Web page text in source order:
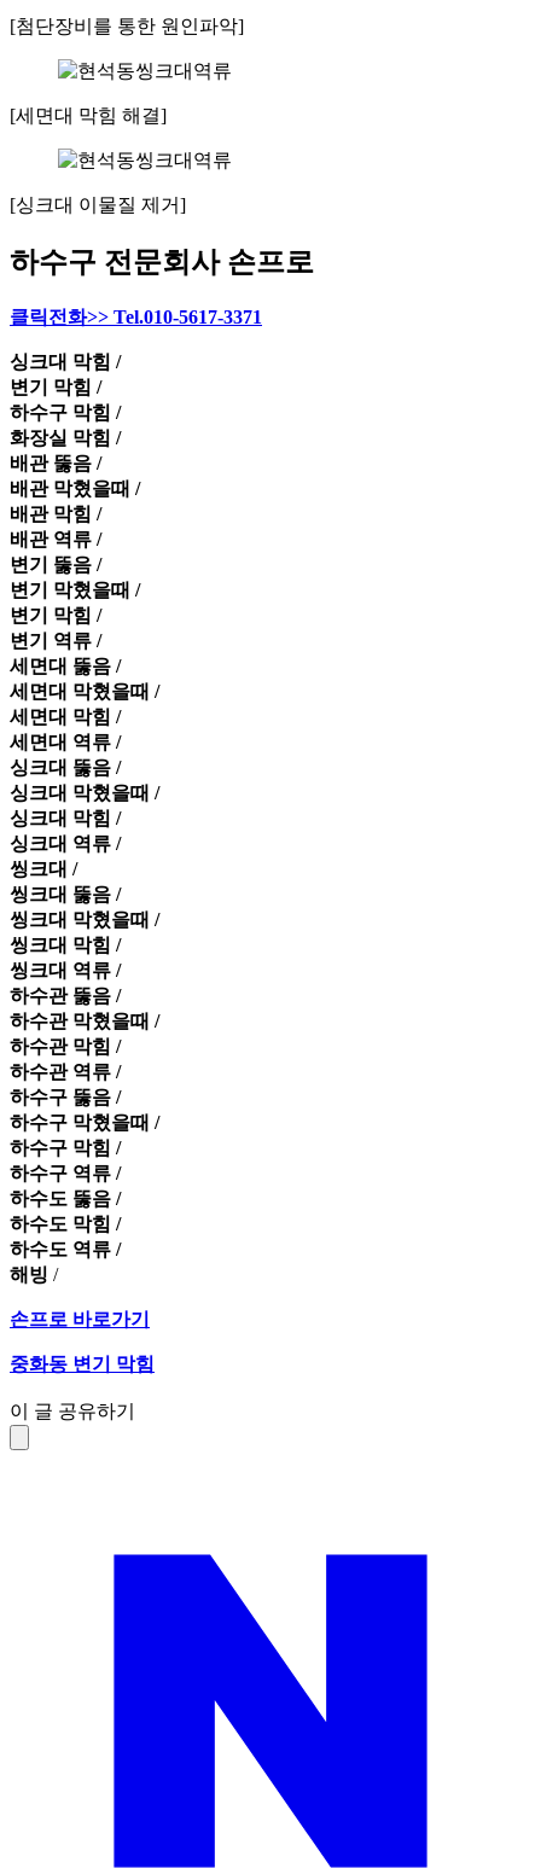
[첨단장비를 통한 원인파악]
[세면대 막힘 해결]
[싱크대 이물질 제거]
하수구 전문회사 손프로
클릭전화>> Tel.010-5617-3371
싱크대 막힘 /
변기 막힘 /
하수구 막힘 /
화장실 막힘 /
배관 뚫음 /
배관 막혔을때 /
배관 막힘 /
배관 역류 /
변기 뚫음 /
변기 막혔을때 /
변기 막힘 /
변기 역류 /
세면대 뚫음 /
세면대 막혔을때 /
세면대 막힘 /
세면대 역류 /
싱크대 뚫음 /
싱크대 막혔을때 /
싱크대 막힘 /
싱크대 역류 /
씽크대 /
씽크대 뚫음 /
씽크대 막혔을때 /
씽크대 막힘 /
씽크대 역류 /
하수관 뚫음 /
하수관 막혔을때 /
하수관 막힘 /
하수관 역류 /
하수구 뚫음 /
하수구 막혔을때 /
하수구 막힘 /
하수구 역류 /
하수도 뚫음 /
하수도 막힘 /
하수도 역류 /
해빙 /
손프로 바로가기
중화동 변기 막힘
이 글 공유하기